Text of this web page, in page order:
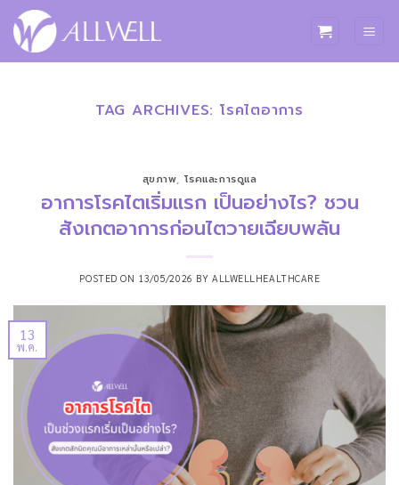
ข้าม
ไป
TAG ARCHIVES:โรคไตอาการ
สุขภาพ, โรคและการดูแล
อาการโรคไตเริ่มแรก เป็นอย่างไร? ชวน
สังเกตอาการก่อนไตวายเฉียบพลัน
POSTED ON 13/05/2026 BY ALLWELLHEALTHCARE
13
พ.ค.